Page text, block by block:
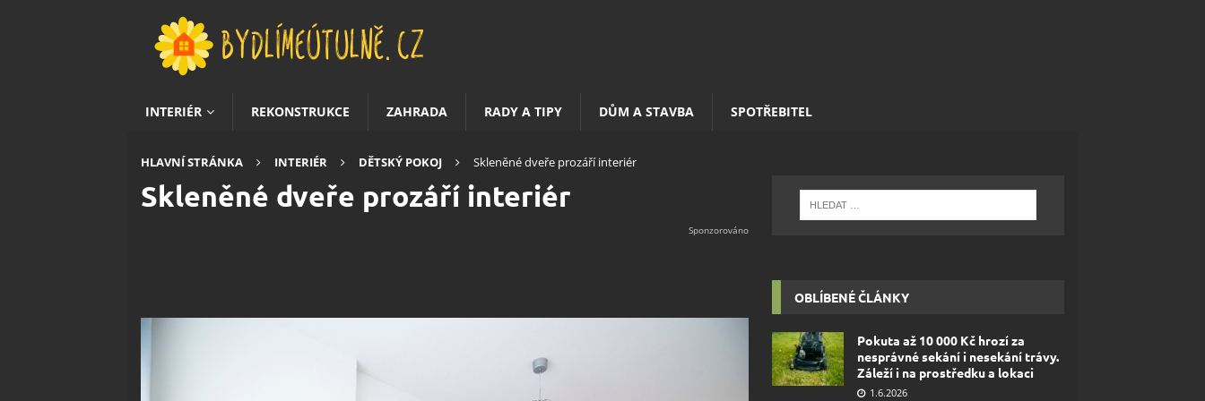
INTERIÉR REKONSTRUKCE ZAHRADA RADY A TIPY DŮM A STAVBA SPOTŘEBITEL
HLAVNÍ STRÁNKA INTERIÉR DĚTSKÝ POKOJ Skleněné dveře prozáří interiér
Skleněné dveře prozáří interiér
OBLÍBENÉ ČLÁNKY
Pokuta až 10 000 Kč hrozí za
nesprávné sekání i nesekání trávy.
Záleží i na prostředku a lokaci
1.6.2026